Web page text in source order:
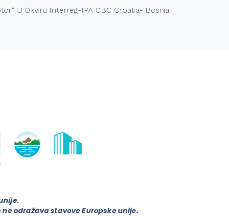
U Okviru Interreg-IPA CBC Croatia- Bosnia
odražava stavove Europske unije.